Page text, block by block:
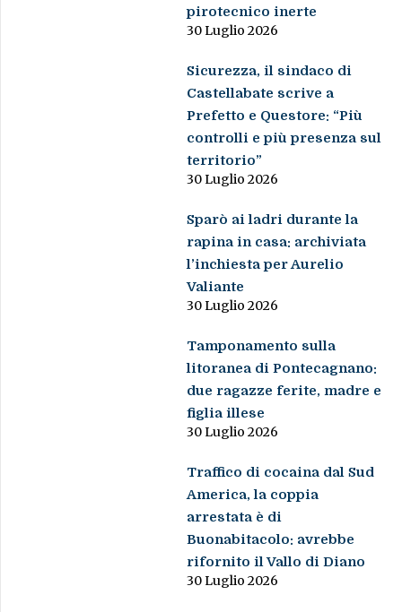
pirotecnico inerte
30 Luglio 2026
Sicurezza, il sindaco di
Castellabate scrive a
Prefetto e Questore: “Più
controlli e più presenza sul
territorio”
30 Luglio 2026
Sparò ai ladri durante la
rapina in casa: archiviata
l’inchiesta per Aurelio
Valiante
30 Luglio 2026
Tamponamento sulla
litoranea di Pontecagnano:
due ragazze ferite, madre e
figlia illese
30 Luglio 2026
Traffico di cocaina dal Sud
America, la coppia
arrestata è di
Buonabitacolo: avrebbe
rifornito il Vallo di Diano
30 Luglio 2026